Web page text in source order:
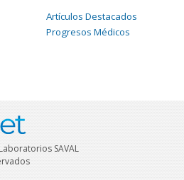
Artículos Destacados
Progresos Médicos
SAVAL